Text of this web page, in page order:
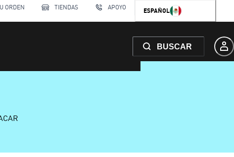
ORDEN TIENDAS APOYO ESPAÑOL
BUSCAR